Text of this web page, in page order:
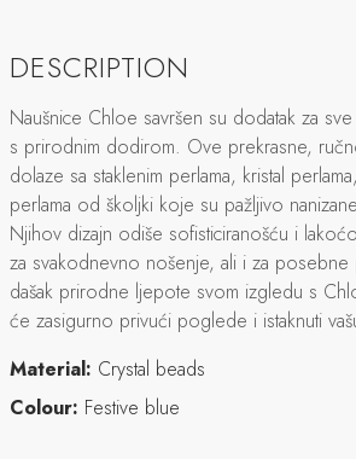
DESCRIPTION
Naušnice Chloe savršen su dodatak za
s prirodnim dodirom. Ove prekrasne,
dolaze sa staklenim perlama, kristal
perlama od školjki koje su pažljivo
Njihov dizajn odiše sofisticiranošću i
za svakodnevno nošenje, ali i za
dašak prirodne ljepote svom izgledu s
će zasigurno privući poglede i istaknuti
Material: Crystal beads
Colour: Festive blue